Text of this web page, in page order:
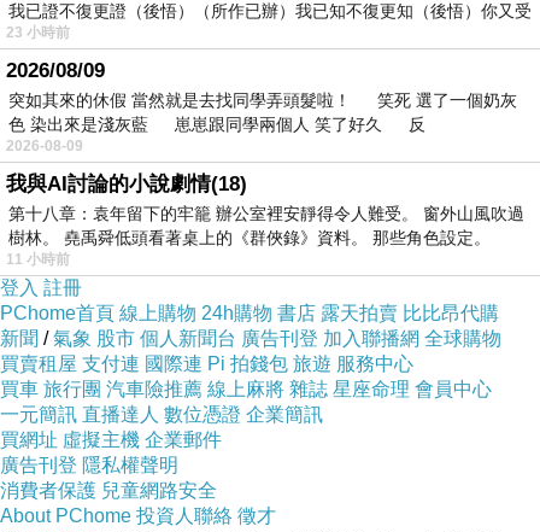
你一定要來看看【YADAH】空氣蜜粉餅2入組(兩色
任選高細緻服貼的無瑕裸妝膚感)~~
我是在這裡買的，多比較不吃虧唷!!:
商品訊息:
品號：2714507
我已證不復更證（後悟）（所作已辦）我已知不復更知（後悟）你又受
23 小時前
2026/08/09
突如其來的休假 當然就是去找同學弄頭髮啦！ 笑死 選了一個奶灰
色 染出來是淺灰藍 崽崽跟同學兩個人 笑了好久 反
2026-08-09
我與AI討論的小說劇情(18)
第十八章：袁年留下的牢籠 辦公室裡安靜得令人難受。 窗外山風吹過
樹林。 堯禹舜低頭看著桌上的《群俠錄》資料。 那些角色設定。
11 小時前
登入 註冊
PChome首頁 線上購物 24h購物 書店 露天拍賣 比比昂代購
新聞 /氣象 股市 個人新聞台 廣告刊登 加入聯播網 全球購物
買賣租屋 支付連 國際連 Pi 拍錢包 旅遊 服務中心
買車 旅行團 汽車險推薦 線上麻將 雜誌 星座命理 會員中心
一元簡訊 直播達人 數位憑證 企業簡訊
買網址 虛擬主機 企業郵件
廣告刊登 隱私權聲明
消費者保護 兒童網路安全
About PChome 投資人聯絡 徵才